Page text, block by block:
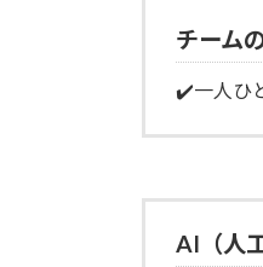
チーム
✔️一人ひ
AI（人